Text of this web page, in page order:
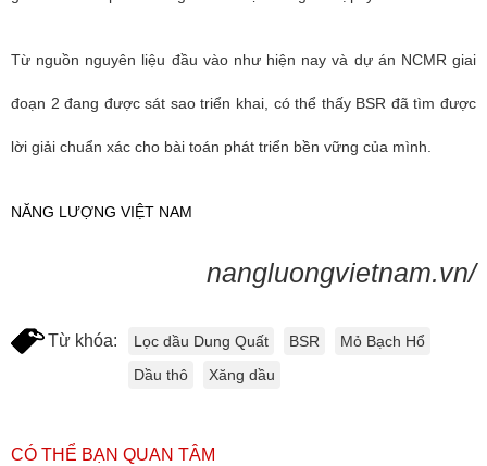
Từ nguồn nguyên liệu đầu vào như hiện nay và dự án NCMR giai
đoạn 2 đang được sát sao triển khai, có thể thấy BSR đã tìm được
lời giải chuẩn xác cho bài toán phát triển bền vững của mình.
NĂNG LƯỢNG VIỆT NAM
nangluongvietnam.vn/
Từ khóa: Lọc dầu Dung Quất BSR
Mỏ Bạch Hổ
Dầu thô
Xăng dầu
CÓ THỂ BẠN QUAN TÂM